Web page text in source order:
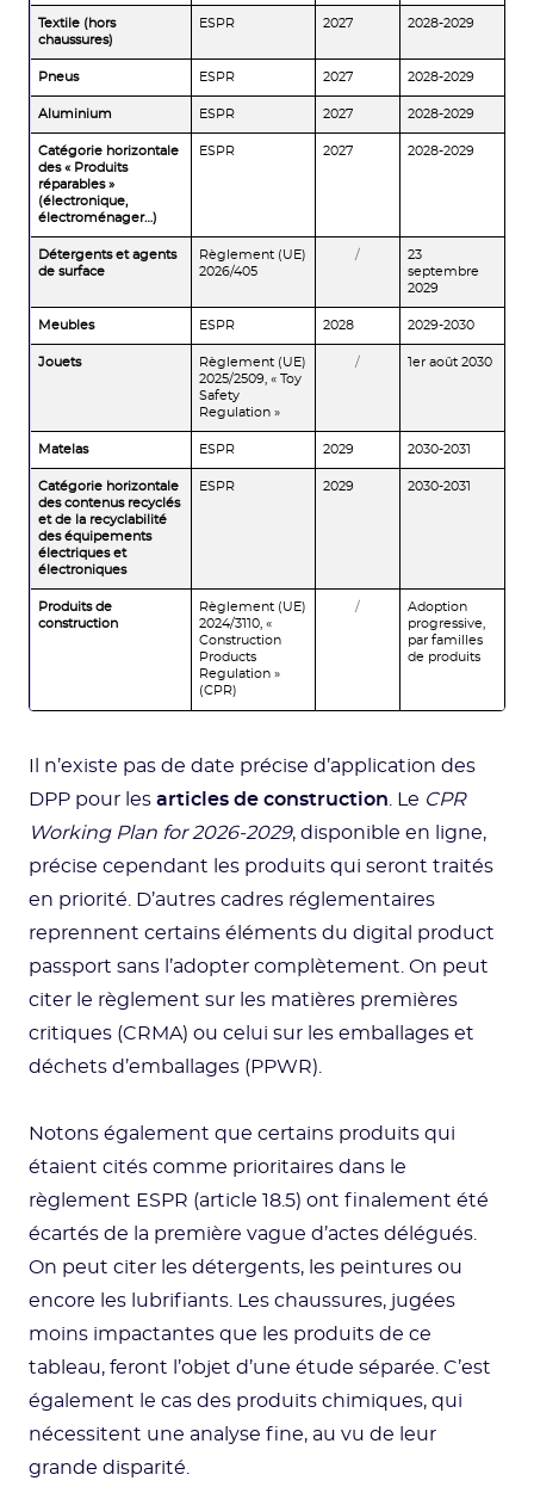
Textile (hors
chaussures)
ESPR 2027 2028-2029
Pneus ESPR 2027 2028-2029
Aluminium ESPR 2027 2028-2029
Catégorie horizontale
des « Produits
réparables »
(électronique,
électroménager…)
ESPR 2027 2028-2029
Détergents et agents
de surface
Règlement (UE)
2026/405
/
23
septembre
2029
Meubles ESPR 2028 2029-2030
Jouets
Règlement (UE)
2025/2509, « Toy
Safety
Regulation »
/ 1er août 2030
Matelas ESPR 2029 2030-2031
Catégorie horizontale
des contenus recyclés
et de la recyclabilité
des équipements
électriques et
électroniques
ESPR 2029 2030-2031
Produits de
construction
Règlement (UE)
2024/3110, «
Construction
Products
Regulation »
(CPR)
/
Adoption
progressive,
par familles
de produits
Il n’existe pas de date précise d’application des
DPP pour les articles de construction . Le CPR
Working Plan for 2026-2029, disponible en ligne,
précise cependant les produits qui seront traités
en priorité. D’autres cadres réglementaires
reprennent certains éléments du digital product
passport sans l’adopter complètement. On peut
citer le règlement sur les matières premières
critiques (CRMA) ou celui sur les emballages et
déchets d’emballages (PPWR).
Notons également que certains produits qui
étaient cités comme prioritaires dans le
règlement ESPR (article 18.5) ont finalement été
écartés de la première vague d’actes délégués.
On peut citer les détergents, les peintures ou
encore les lubrifiants. Les chaussures, jugées
moins impactantes que les produits de ce
tableau, feront l’objet d’une étude séparée. C’est
également le cas des produits chimiques, qui
nécessitent une analyse fine, au vu de leur
grande disparité.